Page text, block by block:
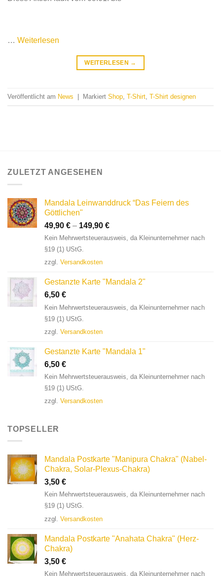
… Weiterlesen
WEITERLESEN →
Veröffentlicht am News | Markiert Shop T-Shirt T-Shirt designen
ZULETZT ANGESEHEN
Mandala Leinwanddruck “Das Feiern des
Göttlichen"
49,90 € – 149,90 €
Kein Mehrwertsteuerausweis, da Kleinunternehmer nach
§19 (1) UStG.
zzgl. Versandkosten
Gestanzte Karte "Mandala 2"
6,50 €
Kein Mehrwertsteuerausweis, da Kleinunternehmer nach
§19 (1) UStG.
zzgl. Versandkosten
Gestanzte Karte "Mandala 1"
6,50 €
Kein Mehrwertsteuerausweis, da Kleinunternehmer nach
§19 (1) UStG.
zzgl. Versandkosten
TOPSELLER
Mandala Postkarte "Manipura Chakra" (Nabel-
Chakra, Solar-Plexus-Chakra)
3,50 €
Kein Mehrwertsteuerausweis, da Kleinunternehmer nach
§19 (1) UStG.
zzgl. Versandkosten
Mandala Postkarte "Anahata Chakra" (Herz-
Chakra)
3,50 €
Kein Mehrwertsteuerausweis, da Kleinunternehmer nach